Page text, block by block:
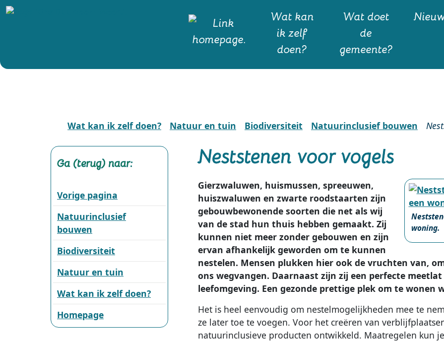
Wat kan
ik zelf
doen?
Wat doet
de
gemeente?
Wat kan ik zelf doen? Natuur en tuin Biodiversiteit Natuurinclusief bouwen
Ga (terug) naar:
Vorige pagina
Natuurinclusief
bouwen
Biodiversiteit
Natuur en tuin
Wat kan ik zelf doen?
Homepage
Neststenen voor vogels
woning.
Gierzwaluwen, huismussen, spreeuwen,
huiszwaluwen en zwarte roodstaarten zijn
gebouwbewonende soorten die net als wij
van de stad hun thuis hebben gemaakt. Zij
kunnen niet meer zonder gebouwen en zijn
ervan afhankelijk geworden om te kunnen
nestelen. Mensen plukken hier ook de vruchten van,
ons wegvangen. Daarnaast zijn zij een perfecte
leefomgeving. Een gezonde prettige plek om te wonen
Het is heel eenvoudig om nestelmogelijkheden mee te
ze later toe te voegen. Voor het creëren van
natuurinclusieve producten ontwikkeld. Maatregelen kun